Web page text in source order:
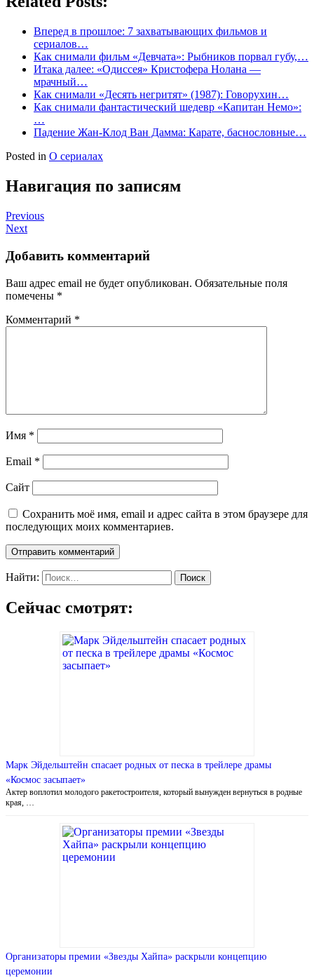
Вперед в прошлое: 7 захватывающих фильмов и
сериалов…
Как снимали фильм «Девчата»: Рыбников порвал губу,…
Итака далее: «Одиссея» Кристофера Нолана —
мрачный…
Как снимали «Десять негритят» (1987): Говорухин…
Как снимали фантастический шедевр «Капитан Немо»:
…
Падение Жан-Клод Ван Дамма: Карате, баснословные…
Posted in О сериалах
Навигация по записям
Previous
Next
Добавить комментарий
Ваш адрес email не будет опубликован. Обязательные поля
помечены *
Комментарий *
Имя *
Email *
Сайт
Сохранить моё имя, email и адрес сайта в этом браузере для
последующих моих комментариев.
Найти:
Сейчас смотрят:
Марк Эйдельштейн спасает родных от песка в трейлере драмы
«Космос засыпает»
Актер воплотил молодого ракетостроителя, который вынужден вернуться в родные
края, …
Организаторы премии «Звезды Хайпа» раскрыли концепцию
церемонии